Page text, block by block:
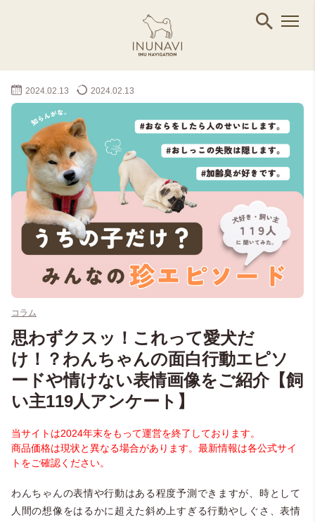
2024.02.13 2024.02.13
コラム
思わずクスッ！これって愛犬だ
け！？わんちゃんの面白行動エピソ
ードや情けない表情画像をご紹介【飼
い主119人アンケート】
当サイトは2024年末をもって運営を終了しております。
商品価格は現状と異なる場合があります。最新情報は各公式サイ
トをご確認ください。
わんちゃんの表情や行動はある程度予測できますが、時として
人間の想像をはるかに超えた斜め上すぎる行動やしぐさ、表情